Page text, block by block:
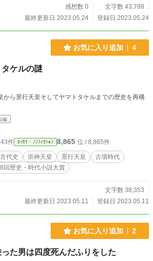
感想数 0
文字数 43,788
最終更新日 2023.05.24
登録日 2023.05.24
お気に入り追加 4
ケルの謎
から景行天皇そしてヤマトタケルまでの歴史を再構
編
件 ｴｯｾｲ・ﾉﾝﾌｨｸｼｮﾝ 8,865 位 / 8,865件
古代史 崇神天皇 景行天皇
古墳時代
回歴史・時代小説大賞
文字数 38,353
最終更新日 2023.05.11
登録日 2023.05.11
お気に入り追加 2
た男は四度死んだふりをした